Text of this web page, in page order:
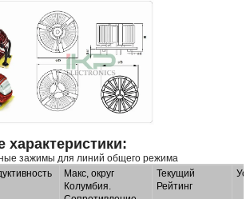
характеристики:
зажимы для линий общего режима
Макс, округ
Колумбия.
Текущий
Рейтинг